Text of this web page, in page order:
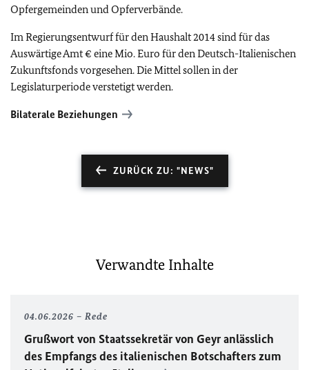
Opfergemeinden und Opferverbände.
Im Regierungsentwurf für den Haushalt 2014 sind für das
Auswärtige Amt € eine Mio. Euro für den Deutsch-Italienischen
Zukunftsfonds vorgesehen. Die Mittel sollen in der
Legislaturperiode verstetigt werden.
Bilaterale Beziehungen
ZURÜCK ZU: "NEWS"
Verwandte Inhalte
04.06.2026 Rede
Grußwort von Staatssekretär von Geyr anlässlich
des Empfangs des italienischen Botschafters zum